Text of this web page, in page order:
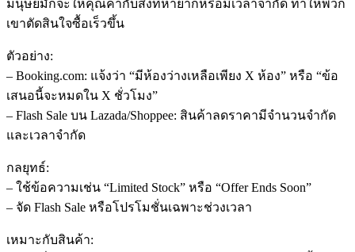
มนุษย์มักจะให้คุณค่ากับสิ่งที่หายากหรือมีเวลาจำกัด ทำให้พวก
เขาตัดสินใจซื้อเร็วขึ้น
ตัวอย่าง:
– Booking.com: แจ้งว่า “มีห้องว่างเหลือเพียง X ห้อง” หรือ “ข้อ
เสนอนี้จะหมดใน X ชั่วโมง”
– Flash Sale บน Lazada/Shoppee: สินค้าลดราคามีจำนวนจำกัด
และเวลาจำกัด
กลยุทธ์:
– ใช้ข้อความเช่น “Limited Stock” หรือ “Offer Ends Soon”
– จัด Flash Sale หรือโปรโมชั่นเฉพาะช่วงเวลา
เหมาะกับสินค้า: